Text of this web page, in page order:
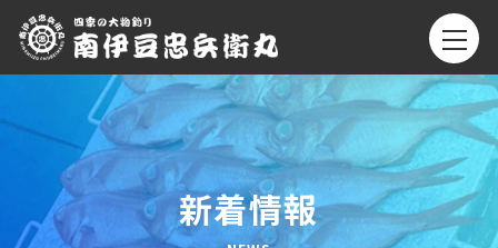
新着情報